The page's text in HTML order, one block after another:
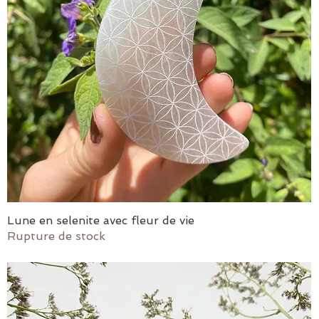
Aperçu rapide
Lune en selenite avec fleur de vie
Rupture de stock